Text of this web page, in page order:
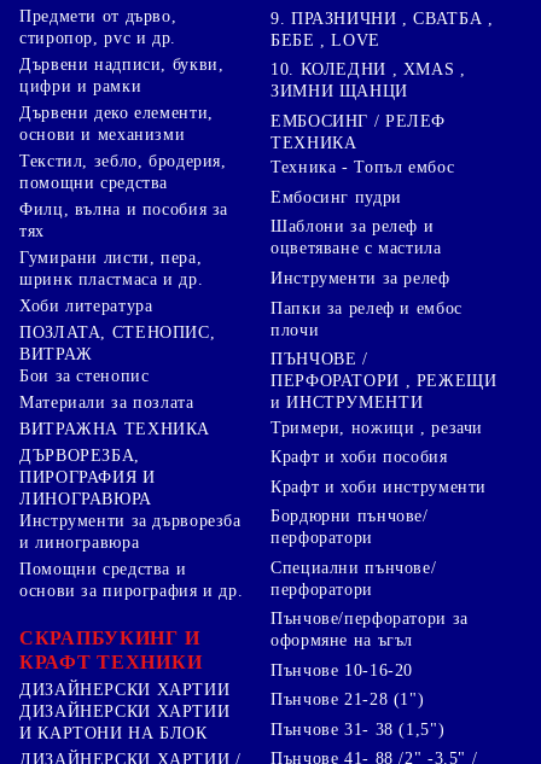
Предмети от дърво,
стиропор, pvc и др.
Дървени надписи, букви,
цифри и рамки
Дървени деко елементи,
основи и механизми
Текстил, зебло, бродерия,
помощни средства
Филц, вълна и пособия за
тях
Гумирани листи, пера,
шринк пластмаса и др.
Хоби литература
ПОЗЛАТА, СТЕНОПИС,
ВИТРАЖ
Бои за стенопис
Материали за позлата
ВИТРАЖНА ТЕХНИКА
ДЪРВОРЕЗБА,
ПИРОГРАФИЯ И
ЛИНОГРАВЮРА
Инструменти за дърворезба
и линогравюра
Помощни средства и
основи за пирография и др.
СКРАПБУКИНГ И
КРАФТ ТЕХНИКИ
ДИЗАЙНЕРСКИ ХАРТИИ
ДИЗАЙНЕРСКИ ХАРТИИ
И КАРТОНИ НА БЛОК
ДИЗАЙНЕРСКИ ХАРТИИ /
9. ПРАЗНИЧНИ , СВАТБА ,
БЕБЕ , LOVE
10. КОЛЕДНИ , XMAS ,
ЗИМНИ ЩАНЦИ
ЕМБОСИНГ / РЕЛЕФ
ТЕХНИКА
Техника - Топъл ембос
Ембосинг пудри
Шаблони за релеф и
оцветяване с мастила
Инструменти за релеф
Папки за релеф и ембос
плочи
ПЪНЧОВЕ /
ПЕРФОРАТОРИ , РЕЖЕЩИ
и ИНСТРУМЕНТИ
Тримери, ножици , резачи
Крафт и хоби пособия
Крафт и хоби инструменти
Бордюрни пънчове/
перфоратори
Специални пънчове/
перфоратори
Пънчове/перфоратори за
оформяне на ъгъл
Пънчове 10-16-20
Пънчове 21-28 (1")
Пънчове 31- 38 (1,5")
Пънчове 41- 88 /2" -3.5" /